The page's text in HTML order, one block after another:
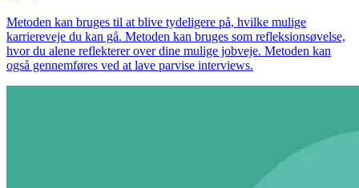
Metoden kan bruges til at blive tydeligere på, hvilke mulige
karriereveje du kan gå. Metoden kan bruges som refleksionsøvelse,
hvor du alene reflekterer over dine mulige jobveje. Metoden kan
også gennemføres ved at lave parvise interviews.